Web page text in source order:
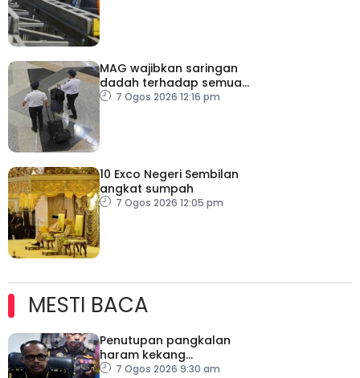
MAG wajibkan saringan
dadah terhadap semua
juruterbang
7 Ogos 2026 12:16 pm
10 Exco Negeri Sembilan
angkat sumpah
7 Ogos 2026 12:05 pm
MESTI BACA
Penutupan pangkalan
haram kekang
penyeludupan di
7 Ogos 2026 9:30 am